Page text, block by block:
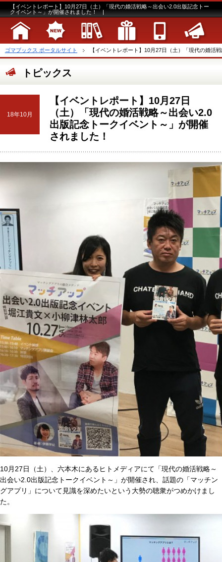
【イベントレポート】10月27日（土）「現代の婚活戦略～出会い2.0出版記念トー
クイベント～」が開催されました！ |
ゴマブックス ポータルサイト 【イベントレポート】10月27日（土）「現代の婚活
トピックス
18年10月
【イベントレポート】10月27日
（土）「現代の婚活戦略～出会い2.0
出版記念トークイベント～」が開催
されました！
10月27日（土）、六本木にあるヒトメディアにて「現代の婚活戦略～
出会い2.0出版記念トークイベント～」が開催され、話題の「マッチン
グアプリ」について見識を深めたいという大勢の聴衆がつめかけまし
た。